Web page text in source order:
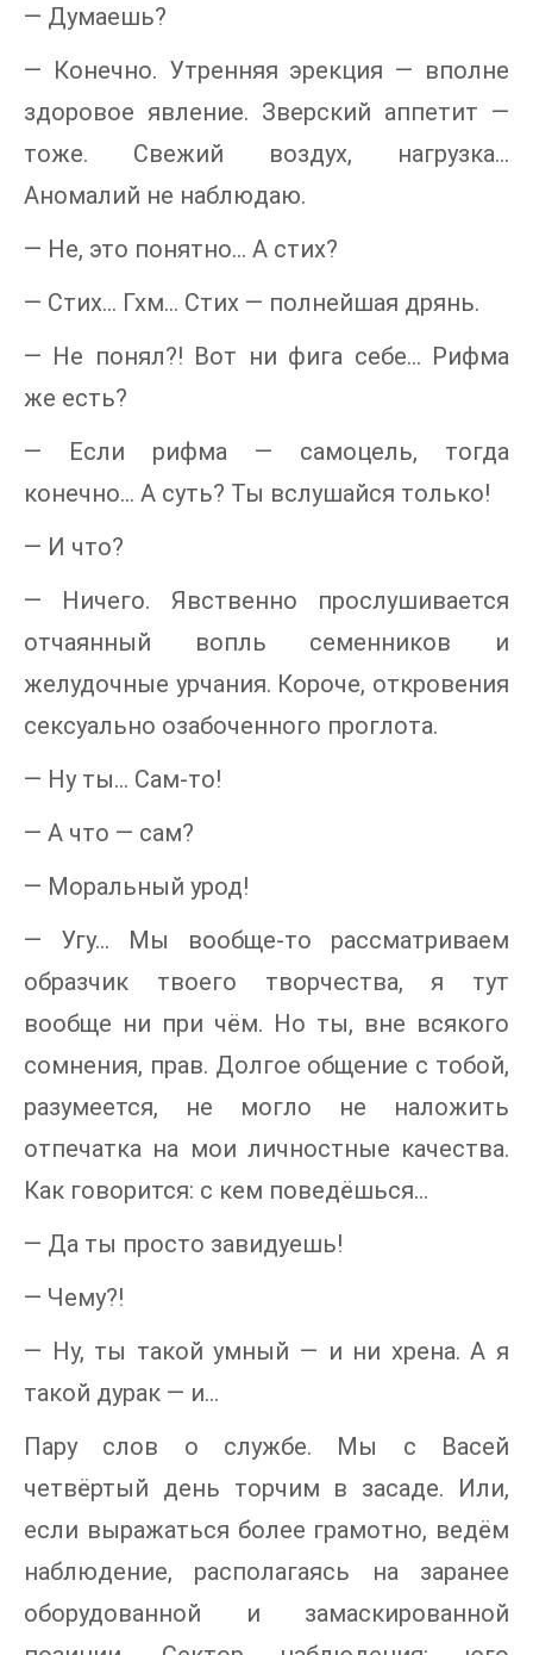
— Думаешь?
— Конечно. Утренняя эрекция — вполне
здоровое явление. Зверский аппетит —
тоже. Свежий воздух, нагрузка...
Аномалий не наблюдаю.
— Не, это понятно... А стих?
— Стих... Гхм... Стих — полнейшая дрянь.
— Не понял?! Вот ни фига себе... Рифма
же есть?
— Если рифма — самоцель, тогда
конечно... А суть? Ты вслушайся только!
— И что?
— Ничего. Явственно прослушивается
отчаянный вопль семенников и
желудочные урчания. Короче, откровения
сексуально озабоченного проглота.
— Ну ты... Сам-то!
— А что — сам?
— Моральный урод!
— Угу... Мы вообще-то рассматриваем
образчик твоего творчества, я тут
вообще ни при чём. Но ты, вне всякого
сомнения, прав. Долгое общение с тобой,
разумеется, не могло не наложить
отпечатка на мои личностные качества.
Как говорится: с кем поведёшься...
— Да ты просто завидуешь!
— Чему?!
— Ну, ты такой умный — и ни хрена. А я
такой дурак — и...
Пару слов о службе. Мы с Васей
четвёртый день торчим в засаде. Или,
если выражаться более грамотно, ведём
наблюдение, располагаясь на заранее
оборудованной и замаскированной